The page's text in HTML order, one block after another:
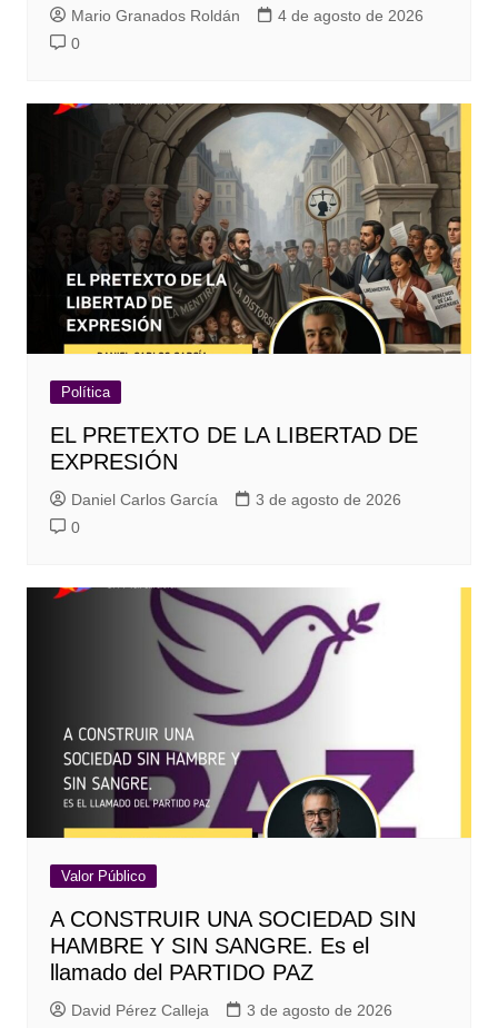
Mario Granados Roldán
4 de agosto de 2026
0
Política
EL PRETEXTO DE LA LIBERTAD DE
EXPRESIÓN
Daniel Carlos García
3 de agosto de 2026
0
Valor Público
A CONSTRUIR UNA SOCIEDAD SIN
HAMBRE Y SIN SANGRE. Es el
llamado del PARTIDO PAZ
David Pérez Calleja
3 de agosto de 2026